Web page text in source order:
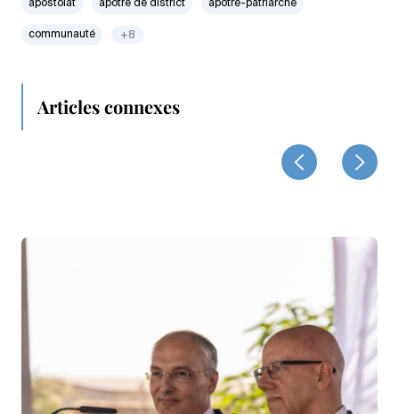
apostolat apôtre de district apôtre-patriarche
communauté +8
Articles connexes